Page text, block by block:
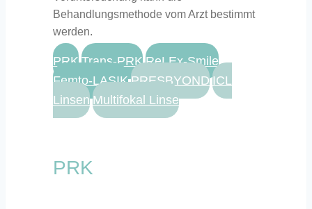
Behandlungsmethode vom Arzt bestimmt
werden.
PRK Trans-PRK ReLEx-Smile
Femto-LASIK PRESBYOND ICL
Linsen Multifokal Linse
PRK